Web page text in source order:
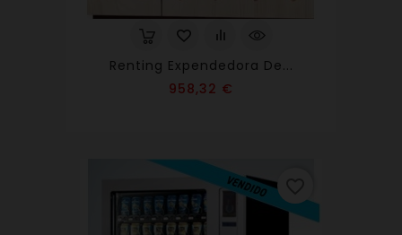
Renting Expendedora De...
958,32 €